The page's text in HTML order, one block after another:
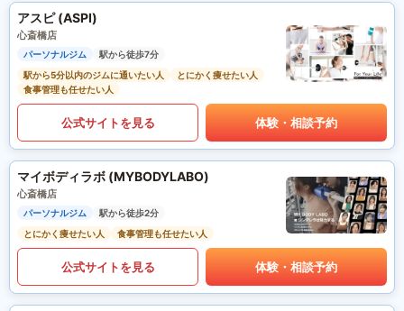
アスピ (ASPI)
心斎橋店
パーソナルジム
駅から徒歩7分
駅から5分以内のジムに通いたい人
とにかく痩せたい人
食事管理も任せたい人
公式サイトを見る 体験・相談予約
マイボディラボ (MYBODYLABO)
心斎橋店
パーソナルジム
駅から徒歩2分
とにかく痩せたい人
食事管理も任せたい人
公式サイトを見る 体験・相談予約